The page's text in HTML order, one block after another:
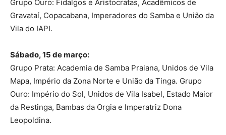
Grupo Ouro: Fidalgos e Aristocratas, Acadêmicos de
Gravataí, Copacabana, Imperadores do Samba e União da
Vila do IAPI.
Sábado, 15 de março:
Grupo Prata: Academia de Samba Praiana, Unidos de Vila
Mapa, Império da Zona Norte e União da Tinga. Grupo
Ouro: Império do Sol, Unidos de Vila Isabel, Estado Maior
da Restinga, Bambas da Orgia e Imperatriz Dona
Leopoldina.